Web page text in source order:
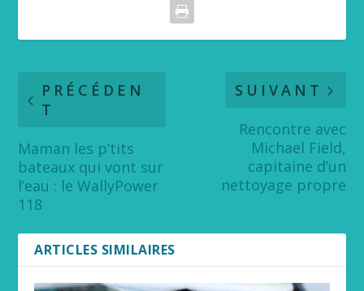
PRÉCÉDEN
T
Maman les p’tits
bateaux qui vont sur
l’eau : le WallyPower
118
SUIVANT
Rencontre avec
Michael Field,
capitaine d’un
nettoyage propre
ARTICLES SIMILAIRES